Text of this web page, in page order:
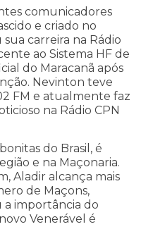
comunicadores
e criado no
carreira na Rádio
ao Sistema HF de
do Maracanã após
Nevinton teve
FM e atualmente faz
na Rádio CPN
do Brasil, é
e na Maçonaria.
Aladir alcança mais
de Maçons,
a importância do
Venerável é